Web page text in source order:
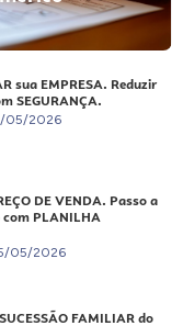
sua EMPRESA. Reduzir
SEGURANÇA.
05/2026
DE VENDA. Passo a
PLANILHA
05/2026
FAMILIAR do